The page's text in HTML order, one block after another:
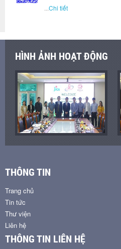
Chi tiết
HÌNH ẢNH HOẠT ĐỘNG
THÔNG TIN
Trang chủ
Tin tức
Thư viện
Liên hệ
THÔNG TIN LIÊN HỆ